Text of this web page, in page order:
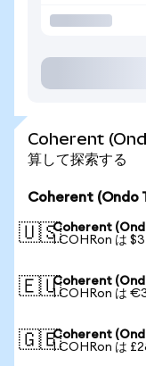
Coherent
算して探索する
Coherent (Ondo
🇺🇸Coherent
1 COHRon は
🇪🇺Coherent
1 COHRon は
🇬🇧Coherent
1 COHRon は